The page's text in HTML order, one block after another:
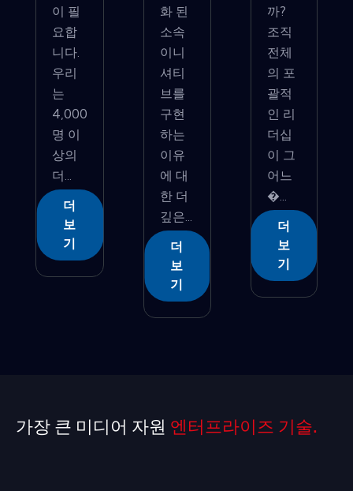
이 필
요합
니다.
우리
는
4,000
명 이
상의
더...
더
보
기
화 된
소속
이니
셔티
브를
구현
하는
이유
에 대
한 더
깊은...
더
보
기
까?
조직
전체
의 포
괄적
인 리
더십
이 그
어느
�...
더
보
기
가장 큰 미디어 자원 엔터프라이즈 기술.